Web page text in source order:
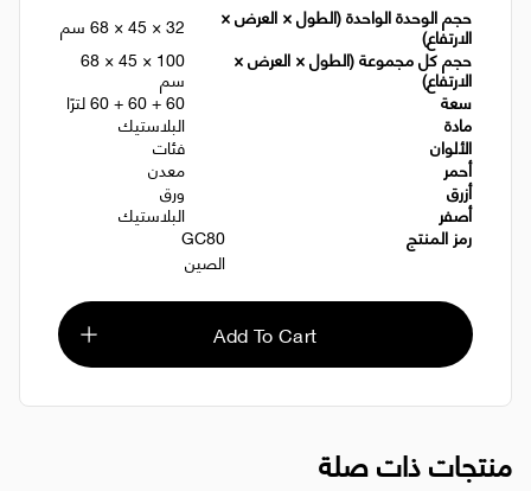
حجم الوحدة الواحدة (الطول × العرض ×
الارتفاع)
32 × 45 × 68 سم
حجم كل مجموعة (الطول × العرض ×
الارتفاع)
100 × 45 × 68
سم
سعة 60 + 60 + 60 لترًا
مادة البلاستيك
الألوان فئات
أحمر معدن
أزرق ورق
أصفر البلاستيك
رمز المنتج
GC80
الصين
Add To Cart
منتجات ذات صلة
صناديق نفايات تصنيفية GC79 | 60 لترًا